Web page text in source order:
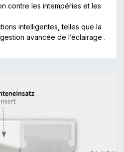
contre les intempéries et les
intelligentes, telles que la
avancée de l’éclairage .